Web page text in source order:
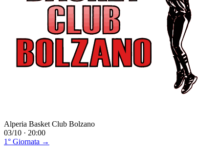
Alperia Basket Club Bolzano
03/10 · 20:00
1° Giornata →